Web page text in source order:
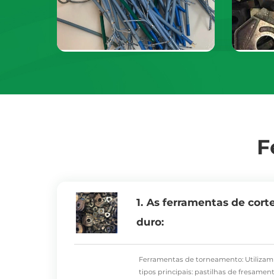
Obtenha o preço da reciclagem
1. As ferramentas de
duro:
Ferramentas de torneamento:
tipos principais: pastilhas de